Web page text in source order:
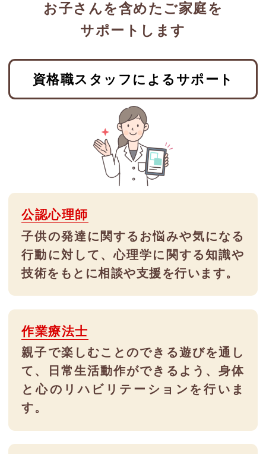
お子さんを含めたご家庭を
サポートします
資格職スタッフによるサポート
公認心理師
子供の発達に関するお悩みや気になる
行動に対して、心理学に関する知識や
技術をもとに相談や支援を行います。
作業療法士
親子で楽しむことのできる遊びを通し
て、日常生活動作ができるよう、身体
と心のリハビリテーションを行いま
す。